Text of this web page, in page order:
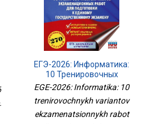
ЕГЭ-2026: Информатика:
10 Тренировочных
Вариантов
Работ Для Подготовки К
ЕГЭ
EGE-2026: Informatika: 10
trenirovochnykh variantov
ekzamenatsionnykh rabot